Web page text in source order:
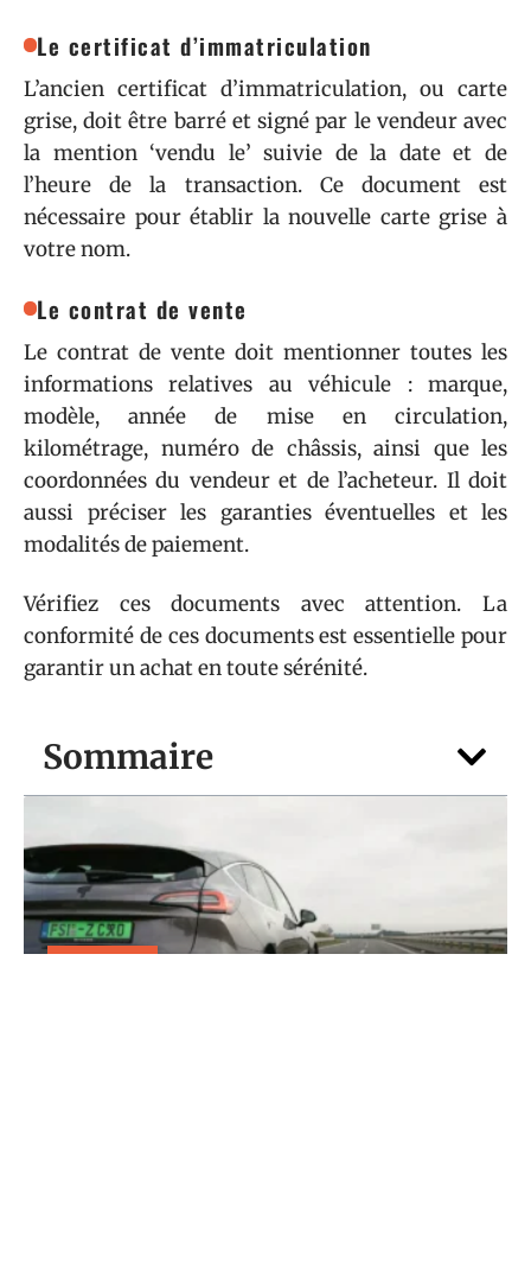
Sommaire
TRANSPORT
Le certificat d’immatriculation
L’ancien certificat d’immatriculation, ou carte
grise, doit être barré et signé par le vendeur avec
la mention ‘vendu le’ suivie de la date et de
l’heure de la transaction. Ce document est
nécessaire pour établir la nouvelle carte grise à
votre nom.
Le contrat de vente
Le contrat de vente doit mentionner toutes les
informations relatives au véhicule : marque,
modèle, année de mise en circulation,
kilométrage, numéro de châssis, ainsi que les
coordonnées du vendeur et de l’acheteur. Il doit
aussi préciser les garanties éventuelles et les
modalités de paiement.
Vérifiez ces documents avec attention. La
conformité de ces documents est essentielle pour
garantir un achat en toute sérénité.